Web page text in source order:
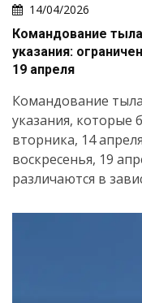
14/04/2026
Командование
указания:
19 апреля
Командование
указания, которые
вторника, 14
воскресенья, 19
различаются в